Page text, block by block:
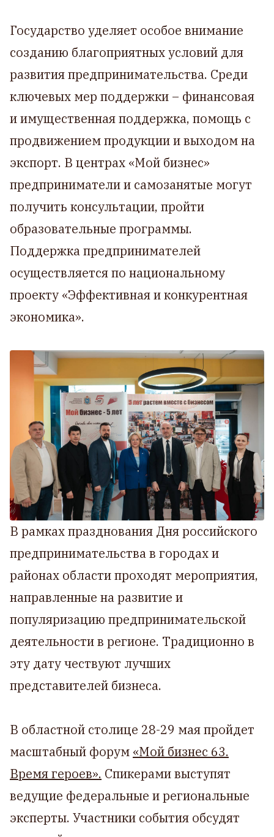
Государство уделяет особое внимание
созданию благоприятных условий для
развития предпринимательства. Среди
ключевых мер поддержки – финансовая
и имущественная поддержка, помощь с
продвижением продукции и выходом на
экспорт. В центрах «Мой бизнес»
предприниматели и самозанятые могут
получить консультации, пройти
образовательные программы.
Поддержка предпринимателей
осуществляется по национальному
проекту «Эффективная и конкурентная
экономика».
В рамках празднования Дня российского
предпринимательства в городах и
районах области проходят мероприятия,
направленные на развитие и
популяризацию предпринимательской
деятельности в регионе. Традиционно в
эту дату чествуют лучших
представителей бизнеса.
В областной столице 28-29 мая пройдет
масштабный форум «Мой бизнес 63.
Время героев». Спикерами выступят
ведущие федеральные и региональные
эксперты. Участники события обсудят